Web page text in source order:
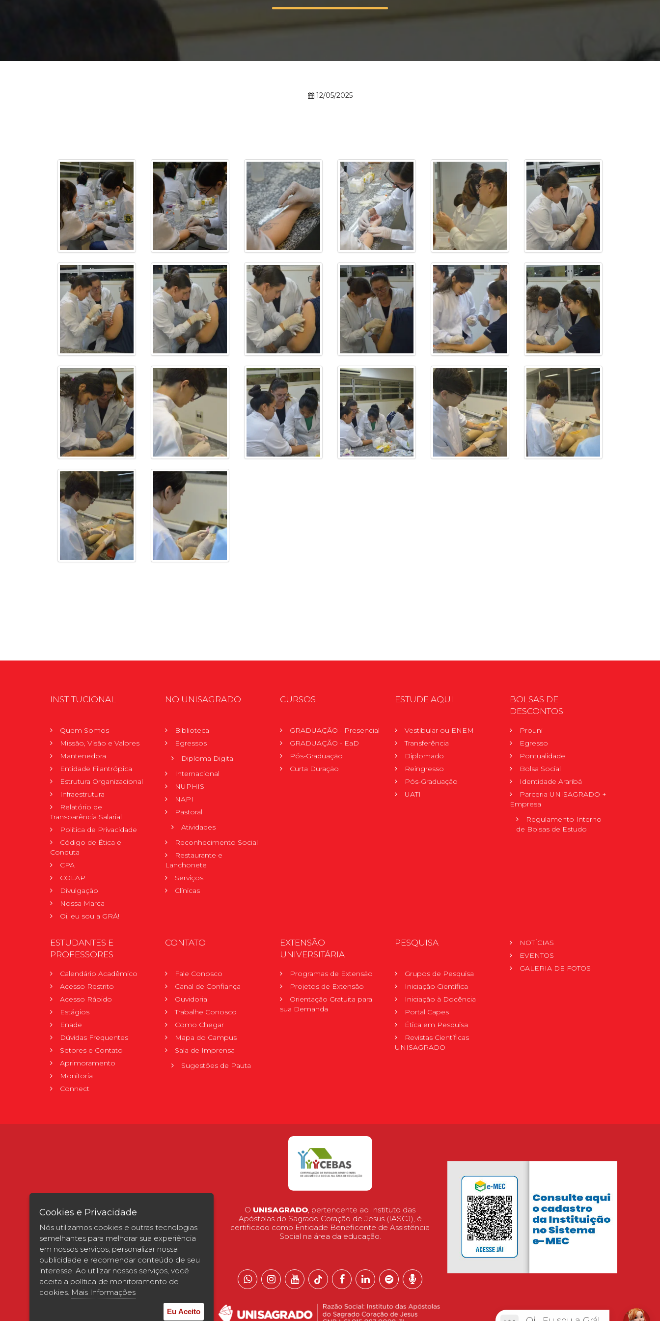
12/05/2025
INSTITUCIONAL
Quem Somos
Missão, Visão e Valores
Mantenedora
Entidade Filantrópica
Estrutura Organizacional
Infraestrutura
Relatório de
Transparência Salarial
Política de Privacidade
Código de Ética e
Conduta
CPA
COLAP
Divulgação
Nossa Marca
Oi, eu sou a GRÁ!
NO UNISAGRADO
Biblioteca
Egressos
Diploma Digital
Internacional
NUPHIS
NAPI
Pastoral
Atividades
Reconhecimento Social
Restaurante e
Lanchonete
Serviços
Clínicas
CURSOS
GRADUAÇÃO - Presencial
GRADUAÇÃO - EaD
Pós-Graduação
Curta Duração
ESTUDE AQUI
Vestibular ou ENEM
Transferência
Diplomado
Reingresso
Pós-Graduação
UATI
BOLSAS DE
DESCONTOS
Prouni
Egresso
Pontualidade
Bolsa Social
Identidade Araribá
Parceria UNISAGRADO +
Empresa
Regulamento Interno
de Bolsas de Estudo
ESTUDANTES E
PROFESSORES
Calendário Acadêmico
Acesso Restrito
Acesso Rápido
Estágios
Enade
Dúvidas Frequentes
Setores e Contato
Aprimoramento
Monitoria
Connect
CONTATO
Fale Conosco
Canal de Confiança
Ouvidoria
Trabalhe Conosco
Como Chegar
Mapa do Campus
Sala de Imprensa
Sugestões de Pauta
EXTENSÃO
UNIVERSITÁRIA
Programas de Extensão
Projetos de Extensão
Orientação Gratuita para
sua Demanda
PESQUISA
Grupos de Pesquisa
Iniciação Científica
Iniciação à Docência
Portal Capes
Ética em Pesquisa
Revistas Científicas
UNISAGRADO
NOTÍCIAS
EVENTOS
GALERIA DE FOTOS
Verificada por
O UNISAGRADO, pertencente ao Instituto das
Apóstolas do Sagrado Coração de Jesus (IASCJ), é
certificado como Entidade Beneficente de Assistência
Social na área da educação.
Cookies e Privacidade
Nós utilizamos cookies e outras tecnologias
semelhantes para melhorar sua experiência
em nossos serviços, personalizar nossa
publicidade e recomendar conteúdo de seu
interesse. Ao utilizar nossos serviços, você
aceita a política de monitoramento de
cookies. Mais Informações
Eu Aceito